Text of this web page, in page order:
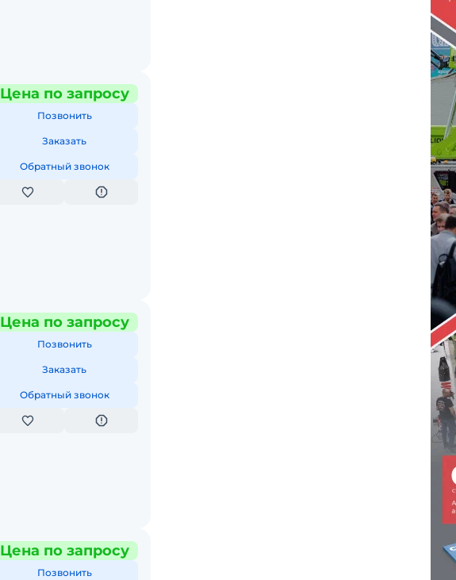
Цена по запросу
Позвонить
Заказать
Обратный звонок
Цена по запросу
Позвонить
Заказать
Обратный звонок
Цена по запросу
Позвонить